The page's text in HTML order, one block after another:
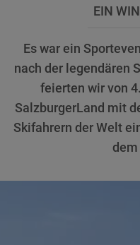
EIN
Es war ein
nach der legendären
feierten wir von
SalzburgerLand mit
Skifahrern der Welt